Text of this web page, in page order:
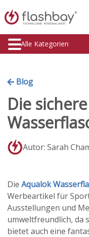
Alle Kategorien
Blog
Die
Autor: Sarah
Die Aqualok
Werbeartikel für
Ausstellungen und
umweltfreundlich, da
bietet auch eine